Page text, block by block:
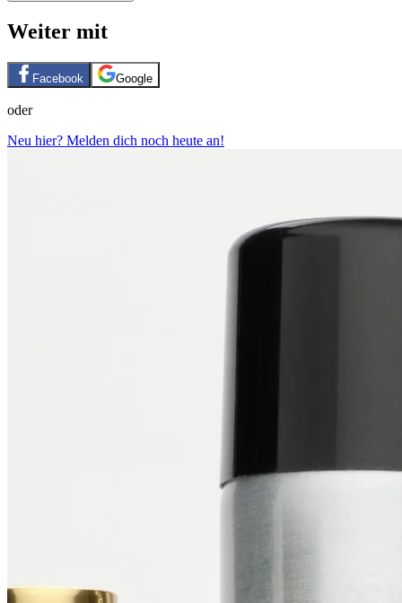
Weiter mit
Facebook Google
oder
Neu hier? Melden dich noch heute an!